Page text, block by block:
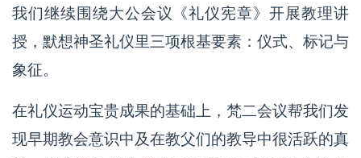
我们继续围绕大公会议《礼仪宪章》开展教理讲
授，默想神圣礼仪里三项根基要素：仪式、标记与
象征。
在礼仪运动宝贵成果的基础上，梵二会议帮我们发
现早期教会意识中及在教父们的教导中很活跃的真